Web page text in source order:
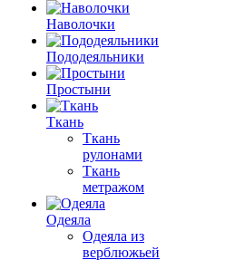
Наволочки
Пододеяльники
Простыни
Ткань
Ткань
рулонами
Ткань
метражом
Одеяла
Одеяла из
верблюжьей